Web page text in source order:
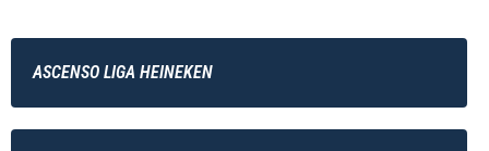
ASCENSO LIGA HEINEKEN